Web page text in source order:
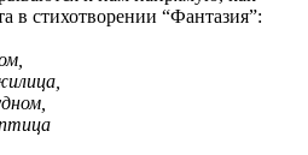
в стихотворении “Фантазия”: